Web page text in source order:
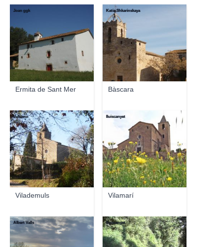
Ermita de Sant Mer
Joan ggk
Bàscara
Katia Shkarinskaya
Vilademuls
Vulcano
Vilamarí
lluiscanyet
Albert Valls lluiscanyet